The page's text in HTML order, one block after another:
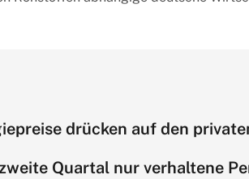
drücken auf den
Quartal nur verhaltene